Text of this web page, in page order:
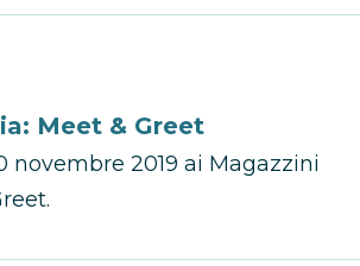
Meet & Greet
2019 ai Magazzini